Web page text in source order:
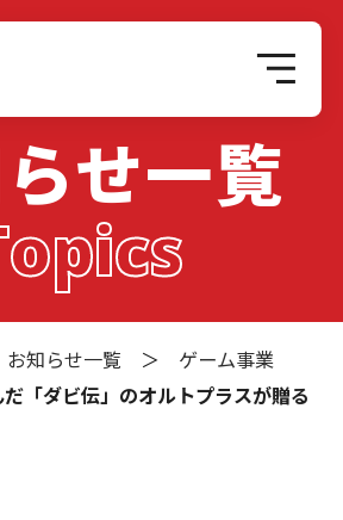
せ一覧
お知らせ一覧 ＞ ゲーム事業
「ダビ伝」のオルトプラスが贈る